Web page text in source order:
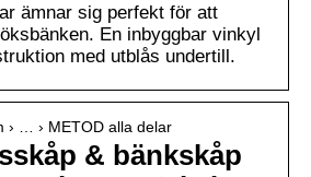
ämnar sig perfekt för att
En inbyggbar vinkyl
med utblås undertill.
› … › METOD alla delar
& bänkskåp